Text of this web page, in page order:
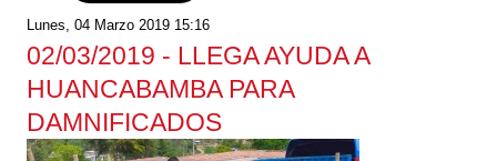
Lunes, 04 Marzo 2019 15:16
02/03/2019 - LLEGA AYUDA A
HUANCABAMBA PARA
DAMNIFICADOS